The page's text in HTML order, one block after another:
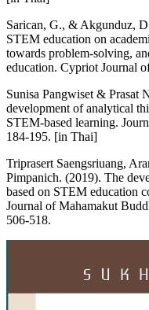
Sarican, G., & Akgunduz,
STEM education on
towards problem-solving,
education. Cypriot Journal
Sunisa Pangwiset & Prasat
development of analytical
STEM-based learning.
184-195. [in Thai]
Triprasert Saengsriuang,
Pimpanich. (2019). The
based on STEM education
Journal of Mahamakut
506-518.